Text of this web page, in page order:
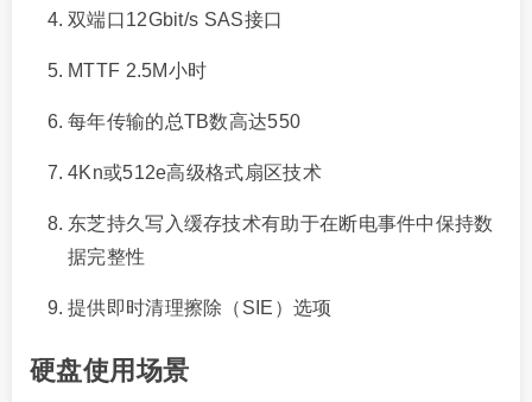
双端口12Gbit/s SAS接口
MTTF 2.5M小时
每年传输的总TB数高达550
4Kn或512e高级格式扇区技术
东芝持久写入缓存技术有助于在断电事件中保持数
据完整性
提供即时清理擦除（SIE）选项
硬盘使用场景